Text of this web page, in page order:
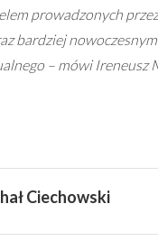
prowadzonych
bardziej
– mówi Ireneusz
Ciechowski